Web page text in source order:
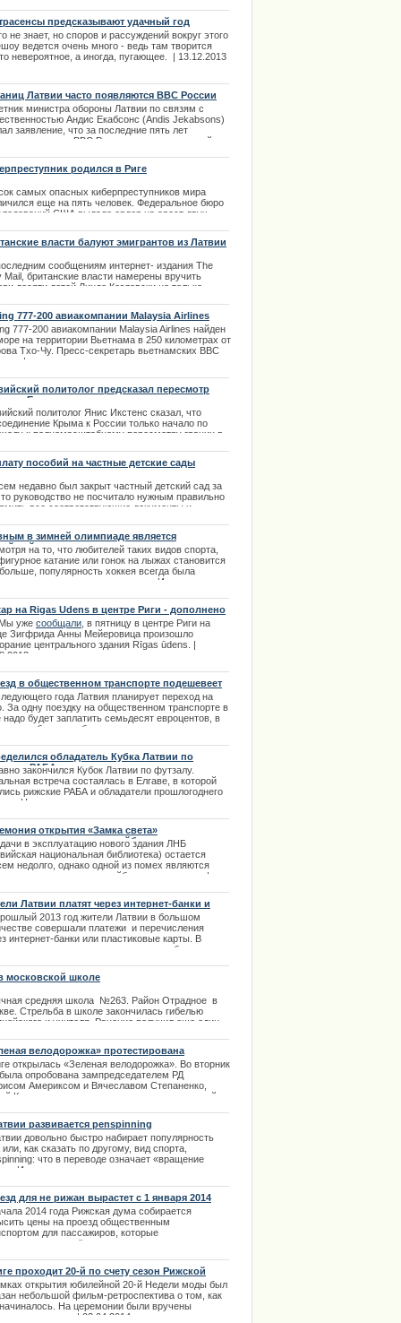
извинилось за нарушение
предсказывают удачный год
не знает, но споров и рассуждений вокруг этого
ведется очень много - ведь там творится
невероятное, а иногда, пугающее. | 13.12.2013
Латвии часто появляются ВВС России
министра обороны Латвии по связям с
Андис Екабсонс (Andis Jеkabsons)
заявление, что за последние пять лет
полетов ВВС России рядом с границей
стран Балтии. | 26.02.2014
родился в Риге
самых опасных киберпреступников мира
еще на пять человек. Федеральное бюро
США выдало ордер на арест двух
и Алексей Белан, известный в интернет-
под никами "Федюня", "Абыр Валгов",
латвийского происхождения.
власти балуют эмигрантов из Латвии
сообщениям интернет- издания The
Mail, британские власти намерены вручить
десяти детей Линде Козловски не только
дом.
777-200 авиакомпании Malaysia Airlines
в в море
777-200 авиакомпании Malaysia Airlines найден
на территории Вьетнама в 250 километрах от
Тхо-Чу. Пресс-секретарь вьетнамских ВВС
официальное заявление по этому поводу
239 человек из них двое детей. |
политолог предсказал пересмотр
в Европе
политолог Янис Икстенс сказал, что
Крыма к России только начало по
к полномасштабному пересмотру границ в
и началась новая эра по перестройке границ
пособий на частные детские сады
недавно был закрыт частный детский сад за
руководство не посчитало нужным правильно
все соответствующие документы и
сады строятся, а государство помогает
устраивать в них детишек. Продолжается
пособий на частные детские сады, а в месте
и продолжается подпитываться надежда
что все будет хорошо
в зимней олимпиаде является
турнир
на то, что любителей таких видов спорта,
катание или гонок на лыжах становится
популярность хоккея всегда была
и заслуживает внимания. Именно
на Rigas Udens в центре Риги - дополнено
уже сообщали , в пятницу в центре Риги на
Зигфрида Анны Мейеровица произошло
центрального здания Rīgas ūdens.
|
в общественном транспорте подешевеет
года Латвия планирует переход на
За одну поездку на общественном транспорте в
надо будет заплатить семьдесят евроцентов, в
приобретение билета на проезд
обладатель Кубка Латвии по
- РАБА
закончился Кубок Латвии по футзалу.
встреча состаялась в Елгаве, в которой
рижские РАБА и обладатели прошлогоднего
- «Никарс».
открытия «Замка света»
«из-за троллейбусов»
в эксплуатацию нового здания ЛНБ
национальная библиотека) остается
недолго, однако одной из помех являются
опоры для троллейбусных проводов. |
Латвии платят через интернет-банки и
карты
2013 год жители Латвии в большом
совершали платежи и перечисления
интернет-банки или пластиковые карты. В
количестве проведенных частных банковских
числа. | 03.03.2014
московской школе
средняя школа №263. Район Отрадное в
Стрельба в школе закончилась гибелью
и учителя. Ранение получил еще один
20 учащихся. Пресс- служба МВД сообщает,
время освобождения заложников никто из
не пострадал.
велодорожка» протестирована
открылась «Зеленая велодорожка». Во вторник
опробована зампредседателем РД
Америксом и Вячеславом Степаненко,
Комитета по вопросам жилья и окружающей
развивается рenspinning
довольно быстро набирает популярность
или, как сказать по другому, вид спорта,
что в переводе означает «вращение
Искусство вращения ручки или карандаша
для не рижан вырастет с 1 января 2014
2014 года Рижская дума собирается
цены на проезд общественным
для пассажиров, которые
своё место жительства за
рассказать сегодня, 25 сентября, на
конференции. Об этом сообщил мэр
столицы Нил Ушаков. | 25.09.2013
проходит 20-й по счету сезон Рижской
моды
открытия юбилейной 20-й Недели моды был
небольшой фильм-ретроспектива о том, как
На церемонии были вручены
призы. | 03.04.2014